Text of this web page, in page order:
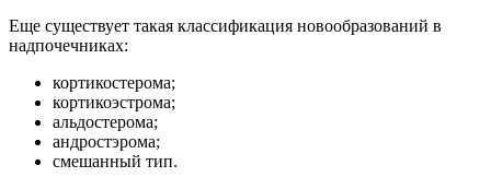
Еще существует такая классификация новообразований в
надпочечниках:
кортикостерома;
кортикоэстрома;
альдостерома;
андростэрома;
смешанный тип.